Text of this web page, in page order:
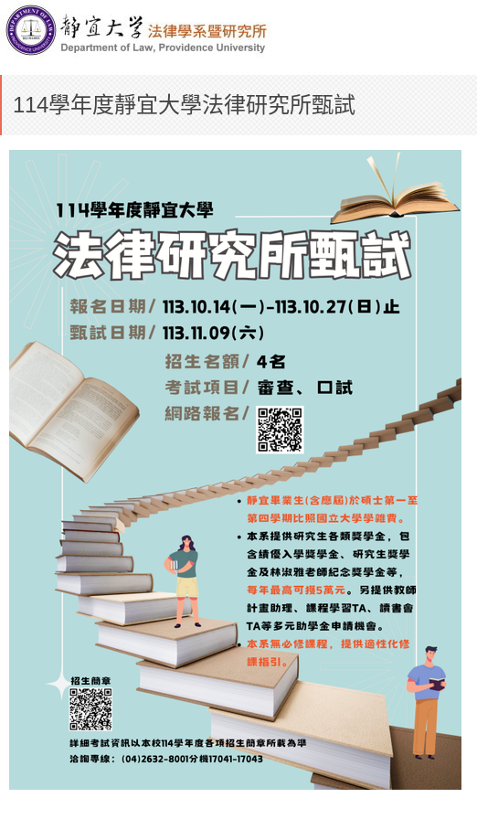
114學年度靜宜大學法律研究所甄試